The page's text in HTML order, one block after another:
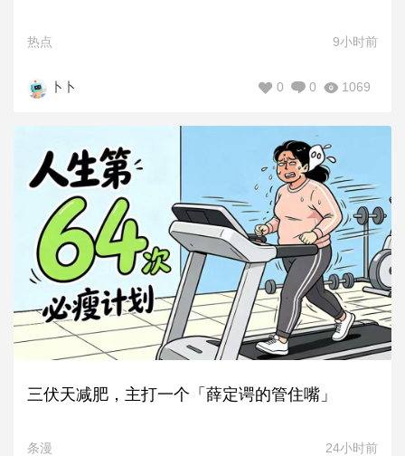
热点 9小时前
卜卜 1069
0
0
三伏天减肥，主打一个「薛定谔的管住嘴」
条漫 24小时前